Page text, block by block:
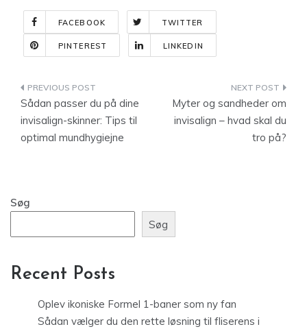
FACEBOOK TWITTER
PINTEREST LINKEDIN
Indlægsnavigation
Sådan passer du på dine
invisalign-skinner: Tips til
optimal mundhygiejne
Myter og sandheder om
invisalign – hvad skal du
tro på?
Søg
Søg
Recent Posts
Oplev ikoniske Formel 1-baner som ny fan
Sådan vælger du den rette løsning til fliserens i